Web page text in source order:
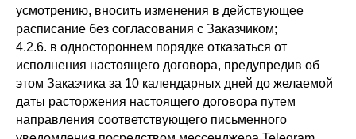
усмотрению, вносить изменения в действующее
расписание без согласования с Заказчиком;
4.2.6. в одностороннем порядке отказаться от
исполнения настоящего договора, предупредив об
этом Заказчика за 10 календарных дней до желаемой
даты расторжения настоящего договора путем
направления соответствующего письменного